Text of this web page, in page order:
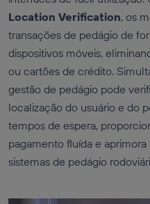
Location Verification, os
transações de pedágio de
dispositivos móveis,
ou cartões de crédito.
gestão de pedágio pode
localização do usuário e do
tempos de espera,
pagamento fluída e
sistemas de pedágio